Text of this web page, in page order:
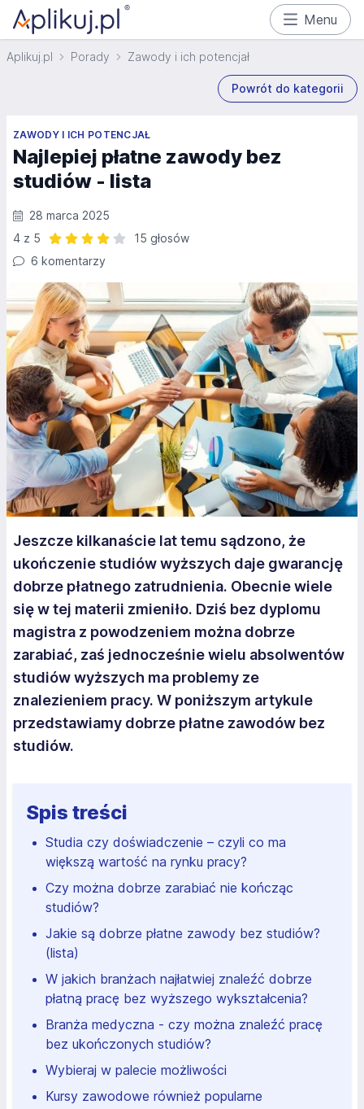
Menu
Aplikuj.pl Porady Zawody i ich potencjał
Powrót do kategorii
ZAWODY I ICH POTENCJAŁ
Najlepiej płatne zawody bez
studiów - lista
28 marca 2025
4 z 5
15 głosów
6 komentarzy
Jeszcze kilkanaście lat temu sądzono, że
ukończenie studiów wyższych daje gwarancję
dobrze płatnego zatrudnienia. Obecnie wiele
się w tej materii zmieniło. Dziś bez dyplomu
magistra z powodzeniem można dobrze
zarabiać, zaś jednocześnie wielu absolwentów
studiów wyższych ma problemy ze
znalezieniem pracy. W poniższym artykule
przedstawiamy dobrze płatne zawodów bez
studiów.
Spis treści
Studia czy doświadczenie – czyli co ma
większą wartość na rynku pracy?
Czy można dobrze zarabiać nie kończąc
studiów?
Jakie są dobrze płatne zawody bez studiów?
(lista)
W jakich branżach najłatwiej znaleźć dobrze
płatną pracę bez wyższego wykształcenia?
Branża medyczna - czy można znaleźć pracę
bez ukończonych studiów?
Wybieraj w palecie możliwości
Kursy zawodowe również popularne